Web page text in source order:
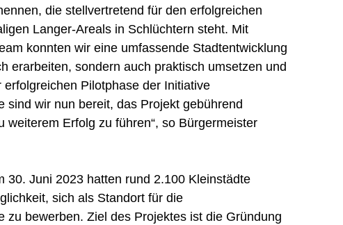
die stellvertretend für den erfolgreichen
Langer-Areals in Schlüchtern steht. Mit
konnten wir eine umfassende Stadtentwicklung
erarbeiten, sondern auch praktisch umsetzen und
erfolgreichen Pilotphase der Initiative
sind wir nun bereit, das Projekt gebührend
weiterem Erfolg zu führen“, so Bürgermeister
30. Juni 2023 hatten rund 2.100 Kleinstädte
sich als Standort für die
zu bewerben. Ziel des Projektes ist die Gründung